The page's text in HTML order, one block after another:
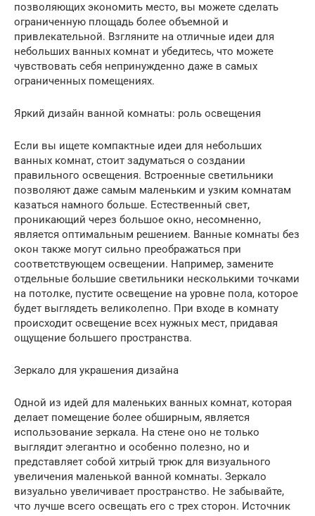
позволяющих экономить место, вы можете сделать
ограниченную площадь более объемной и
привлекательной. Взгляните на отличные идеи для
небольших ванных комнат и убедитесь, что можете
чувствовать себя непринужденно даже в самых
ограниченных помещениях.
Яркий дизайн ванной комнаты: роль освещения
Если вы ищете компактные идеи для небольших
ванных комнат, стоит задуматься о создании
правильного освещения. Встроенные светильники
позволяют даже самым маленьким и узким комнатам
казаться намного больше. Естественный свет,
проникающий через большое окно, несомненно,
является оптимальным решением. Ванные комнаты без
окон также могут сильно преображаться при
соответствующем освещении. Например, замените
отдельные большие светильники несколькими точками
на потолке, пустите освещение на уровне пола, которое
будет выглядеть великолепно. При входе в комнату
происходит освещение всех нужных мест, придавая
ощущение большего пространства.
Зеркало для украшения дизайна
Одной из идей для маленьких ванных комнат, которая
делает помещение более обширным, является
использование зеркала. На стене оно не только
выглядит элегантно и особенно полезно, но и
представляет собой хитрый трюк для визуального
увеличения маленькой ванной комнаты. Зеркало
визуально увеличивает пространство. Не забывайте,
что лучше всего освещать его с трех сторон. Источник